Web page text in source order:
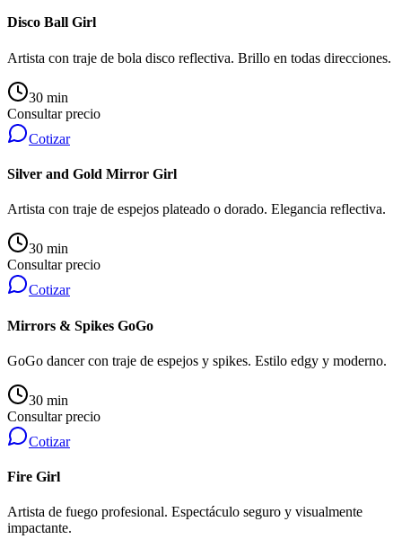
Disco Ball Girl
Artista con traje de bola disco reflectiva. Brillo en todas direcciones.
30 min
Consultar precio
Cotizar
Silver and Gold Mirror Girl
Artista con traje de espejos plateado o dorado. Elegancia reflectiva.
30 min
Consultar precio
Cotizar
Mirrors & Spikes GoGo
GoGo dancer con traje de espejos y spikes. Estilo edgy y moderno.
30 min
Consultar precio
Cotizar
Fire Girl
Artista de fuego profesional. Espectáculo seguro y visualmente
impactante.